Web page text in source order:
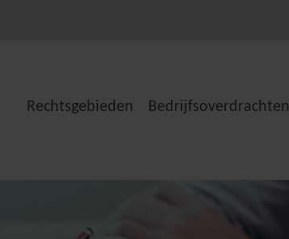
Rechtsgebieden Bedrijfsoverdrachten